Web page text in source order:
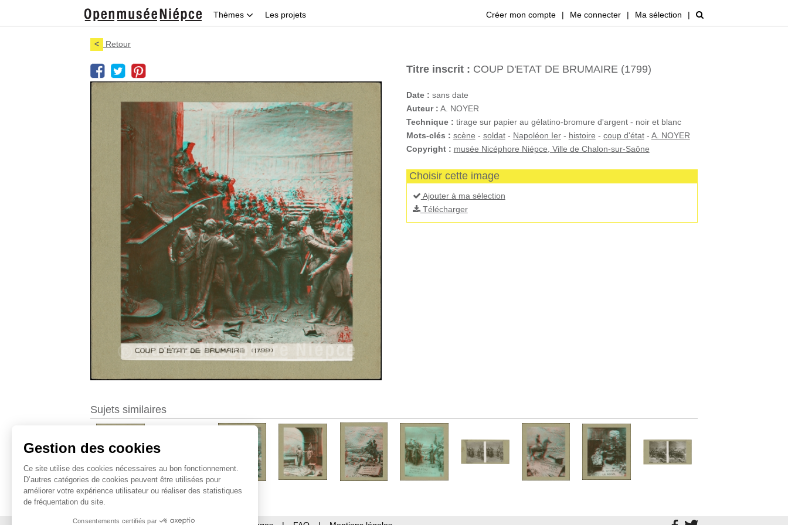
Thèmes Les projets Créer mon compte | Me connecter | Ma sélection |
< Retour
Titre inscrit : COUP D'ETAT DE BRUMAIRE (1799)
Date : sans date
Auteur : A. NOYER
Technique : tirage sur papier au gélatino-bromure d'argent - noir et blanc
Mots-clés : scène - soldat- Napoléon Ier- histoire - coup d'état- A. NOYER
Copyright : musée Nicéphore Niépce, Ville de Chalon-sur-Saône
Choisir cette image
Ajouter à ma sélection
Télécharger
Sujets similaires
Gestion des cookies
Ce site utilise des cookies nécessaires au bon fonctionnement.
D’autres catégories de cookies peuvent être utilisées pour
améliorer votre expérience utilisateur ou réaliser des statistiques
de fréquentation du site.
Consentements certifiés par